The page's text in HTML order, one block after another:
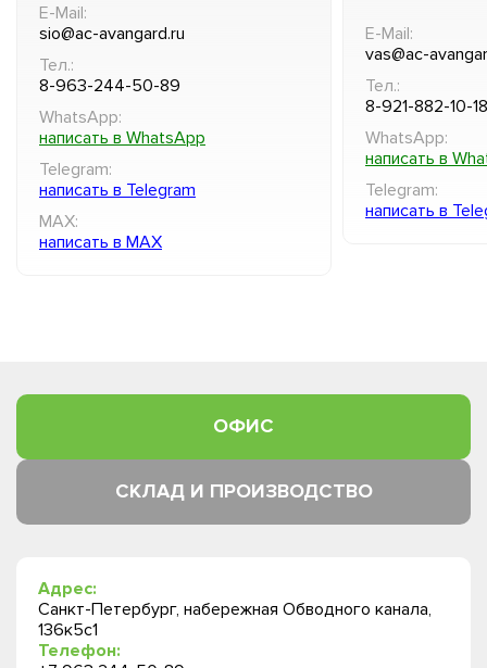
E-Mail:
sio@ac-avangard.ru
Тел.:
8-963-244-50-89
WhatsApp:
написать в WhatsApp
Telegram:
написать в Telegram
MAX:
написать в MAX
E-Mail:
vas@ac-
Тел.:
8-921-882-10-18
WhatsApp:
написать в
Telegram:
написать в
ОФИС
СКЛАД И ПРОИЗВОДСТВО
Адрес:
Санкт-Петербург, набережная Обводного канала,
136к5с1
Телефон: